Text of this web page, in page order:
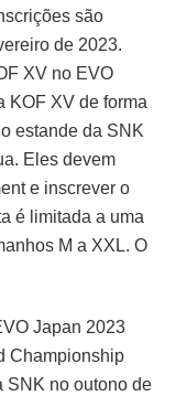
são
de 2023.
XV no EVO
KOF XV de forma
estande da SNK
Eles devem
e inscrever o
é limitada a uma
M a XXL. O
Japan 2023
Championship
SNK no outono de